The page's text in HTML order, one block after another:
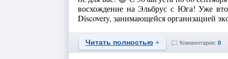
восхождение на Эльбрус с Юга! Уже
Discovery, занимающейся организацией
Читать полностью Комментарии: 0